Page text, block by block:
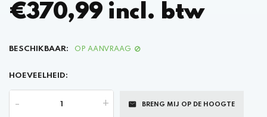
€370,99 incl. btw
BESCHIKBAAR: OP AANVRAAG
HOEVEELHEID:
- + BRENG MIJ OP DE HOOGTE